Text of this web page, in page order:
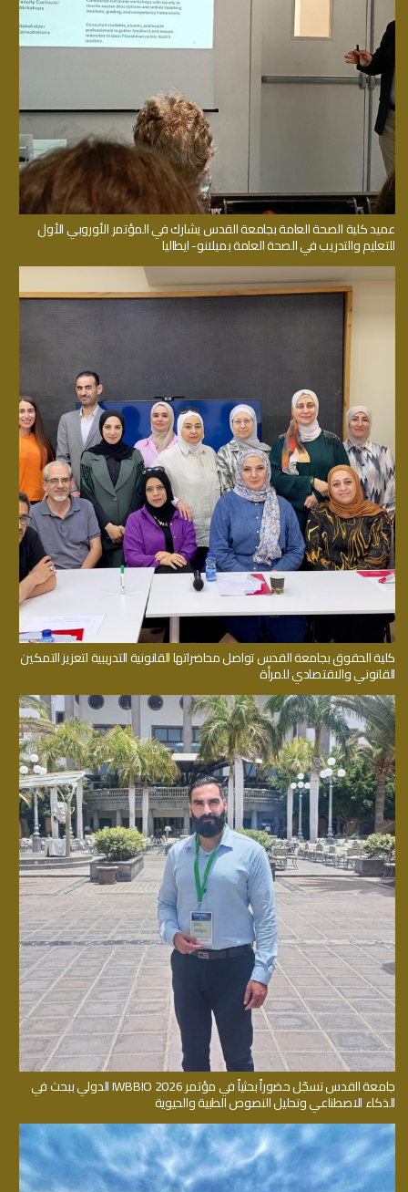
عميد كلية الصحة العامة بجامعة القدس يشارك في المؤتمر الأوروبي الأول
للتعليم والتدريب في الصحة العامة بميلانو- ايطاليا
كلية الحقوق بجامعة القدس تواصل محاضراتها القانونية التدريبية لتعزيز التمكين
القانوني والاقتصادي للمرأة
جامعة القدس تسجّل حضوراً بحثياً في مؤتمر IWBBIO 2026 الدولي ببحث في
الذكاء الاصطناعي وتحليل النصوص الطبية والحيوية